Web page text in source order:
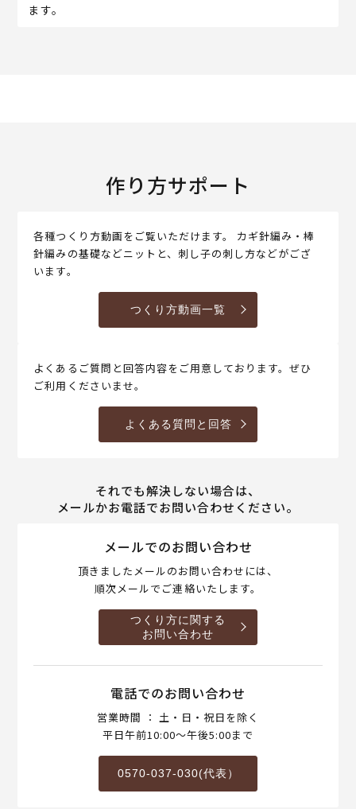
ます。
作り方サポート
各種つくり方動画をご覧いただけます。 カギ針編み・棒
針編みの基礎などニットと、刺し子の刺し方などがござ
います。
つくり方動画一覧
よくあるご質問と回答内容をご用意しております。ぜひ
ご利用くださいませ。
よくある質問と回答
それでも解決しない場合は、
メールかお電話でお問い合わせください。
メールでのお問い合わせ
頂きましたメールのお問い合わせには、
順次メールでご連絡いたします。
つくり方に関する
お問い合わせ
電話でのお問い合わせ
営業時間 ： 土・日・祝日を除く
平日午前10:00～午後5:00まで
0570-037-030(代表）